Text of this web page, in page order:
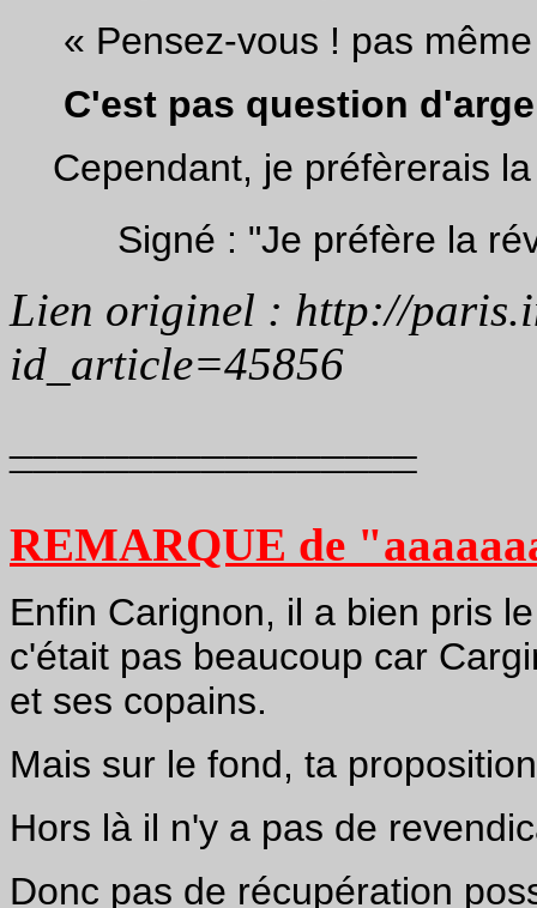
« Pensez-vous ! pas même
C'est pas question
Cependant, je préfèrerais
Signé : "Je préfère la
Lien originel : http://
id_article=45856
¯¯¯¯¯¯¯¯¯¯¯¯¯¯¯¯¯
REMARQUE de
Enfin Carignon, il a bien pris
c'était pas beaucoup car
et ses copains.
Mais sur le fond, ta
Hors là il n'y a pas de
Donc pas de récupération